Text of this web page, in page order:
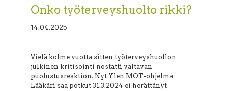
Onko työterveyshuolto rikki?
14.04.2025
Vielä kolme vuotta sitten työterveyshuollon
julkinen kritisointi nostatti valtavan
puolustusreaktion. Nyt Ylen MOT-ohjelma
Lääkäri saa potkut 31.3.2024 ei herättänyt